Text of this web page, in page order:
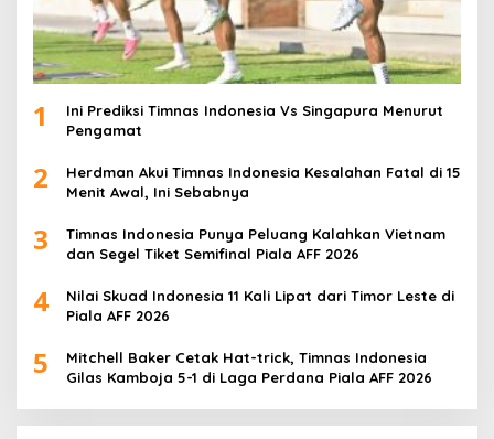
1
Ini Prediksi Timnas Indonesia Vs Singapura Menurut
Pengamat
2
Herdman Akui Timnas Indonesia Kesalahan Fatal di 15
Menit Awal, Ini Sebabnya
3
Timnas Indonesia Punya Peluang Kalahkan Vietnam
dan Segel Tiket Semifinal Piala AFF 2026
4
Nilai Skuad Indonesia 11 Kali Lipat dari Timor Leste di
Piala AFF 2026
5
Mitchell Baker Cetak Hat-trick, Timnas Indonesia
Gilas Kamboja 5-1 di Laga Perdana Piala AFF 2026